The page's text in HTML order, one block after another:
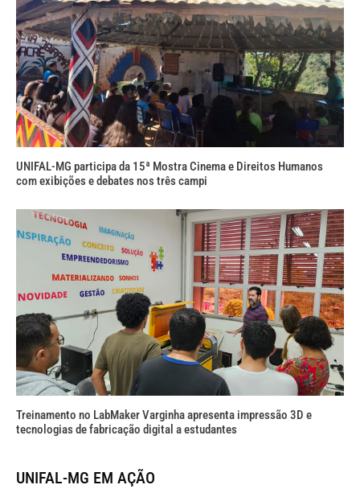
UNIFAL-MG participa da 15ª Mostra Cinema e Direitos Humanos
com exibições e debates nos três campi
Treinamento no LabMaker Varginha apresenta impressão 3D e
tecnologias de fabricação digital a estudantes
UNIFAL-MG EM AÇÃO